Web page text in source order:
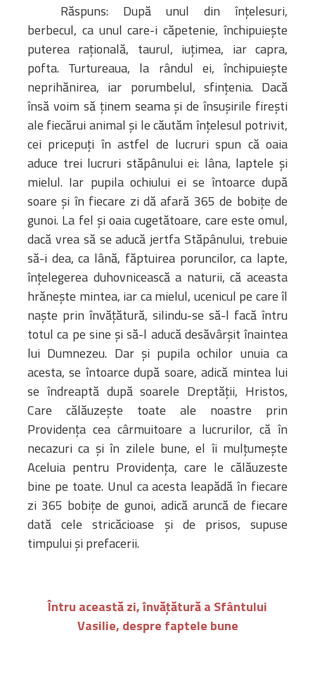
Răspuns: După unul din înţelesuri,
berbecul, ca unul care-i căpetenie, închipuieşte
puterea raţională, taurul, iuţimea, iar capra,
pofta. Turtureaua, la rândul ei, închipuieşte
neprihănirea, iar porumbelul, sfinţenia. Dacă
însă voim să ţinem seama şi de însuşirile fireşti
ale fiecărui animal şi le căutăm înţelesul potrivit,
cei pricepuţi în astfel de lucruri spun că oaia
aduce trei lucruri stăpânului ei: lâna, laptele şi
mielul. Iar pupila ochiului ei se întoarce după
soare şi în fiecare zi dă afară 365 de bobiţe de
gunoi. La fel şi oaia cugetătoare, care este omul,
dacă vrea să se aducă jertfa Stăpânului, trebuie
să-i dea, ca lână, făptuirea poruncilor, ca lapte,
înţelegerea duhovnicească a naturii, că aceasta
hrăneşte mintea, iar ca mielul, ucenicul pe care îl
naşte prin învăţătură, silindu-se să-l facă întru
totul ca pe sine şi să-l aducă desăvârşit înaintea
lui Dumnezeu. Dar şi pupila ochilor unuia ca
acesta, se întoarce după soare, adică mintea lui
se îndreaptă după soarele Dreptăţii, Hristos,
Care călăuzeşte toate ale noastre prin
Providenţa cea cârmuitoare a lucrurilor, că în
necazuri ca şi în zilele bune, el îi mulţumeşte
Aceluia pentru Providenţa, care le călăuzeste
bine pe toate. Unul ca acesta leapădă în fiecare
zi 365 bobiţe de gunoi, adică aruncă de fiecare
dată cele stricăcioase şi de prisos, supuse
timpului şi prefacerii.
Întru această zi, învăţătură a Sfântului
Vasilie, despre faptele bune